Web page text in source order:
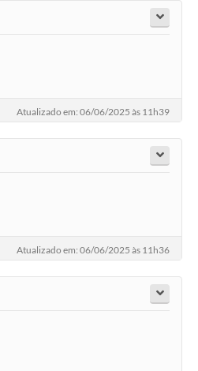
Atualizado em: 06/06/2025 às 11h39
Atualizado em: 06/06/2025 às 11h36